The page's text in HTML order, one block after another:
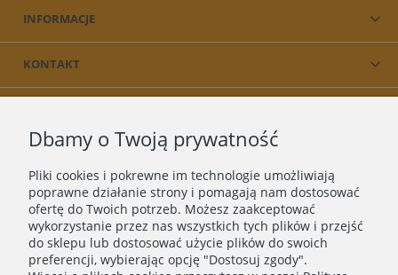
INFORMACJE
KONTAKT
Dbamy o Twoją prywatność
Pliki cookies i pokrewne im technologie umożliwiają
poprawne działanie strony i pomagają nam dostosować
ofertę do Twoich potrzeb. Możesz zaakceptować
wykorzystanie przez nas wszystkich tych plików i przejść
do sklepu lub dostosować użycie plików do swoich
preferencji, wybierając opcję "Dostosuj zgody".